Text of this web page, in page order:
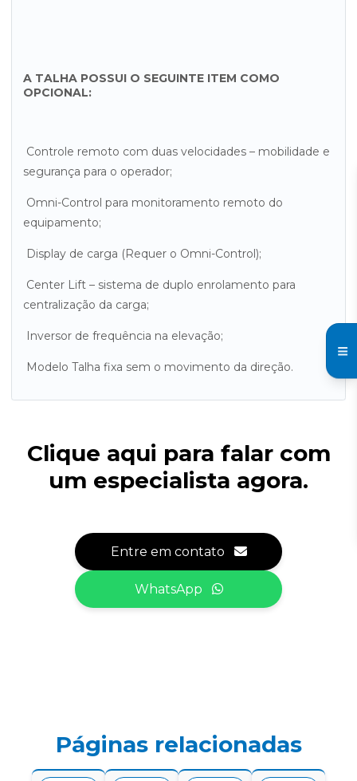
A TALHA POSSUI O SEGUINTE ITEM COMO
OPCIONAL:
Controle remoto com duas velocidades – mobilidade e
segurança para o operador;
Omni-Control para monitoramento remoto do
equipamento;
Display de carga (Requer o Omni-Control);
Center Lift – sistema de duplo enrolamento para
centralização da carga;
Inversor de frequência na elevação;
Modelo Talha fixa sem o movimento da direção.
Clique aqui para falar com
um especialista agora.
Entre em contato
WhatsApp
Páginas relacionadas